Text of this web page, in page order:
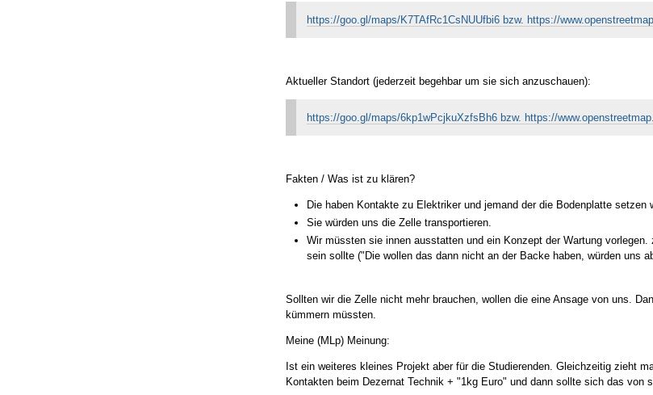
https://goo.gl/maps/K7TAfRc1CsNUUfbi6 bzw. https://
Aktueller Standort (jederzeit begehbar um sie sich anzuschauen):
https://goo.gl/maps/6kp1wPcjkuXzfsBh6 bzw. https://
Fakten / Was ist zu klären?
Die haben Kontakte zu Elektriker und jemand der die Bodenplatte setzen
Sie würden uns die Zelle transportieren.
Wir müssten sie innen ausstatten und ein Konzept der Wartung
sein sollte ("Die wollen das dann nicht an der Backe haben, würden uns
Sollten wir die Zelle nicht mehr brauchen, wollen die eine Ansage von uns.
kümmern müssten.
Meine (MLp) Meinung:
Ist ein weiteres kleines Projekt aber für die Studierenden. Gleichzeitig zieht
Kontakten beim Dezernat Technik + "1kg Euro" und dann sollte sich das von